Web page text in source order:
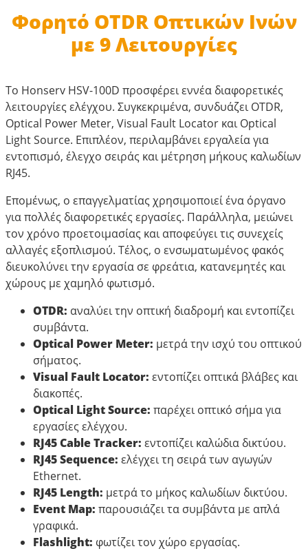
Φορητό OTDR Οπτικών Ινών
με 9 Λειτουργίες
Το Honserv HSV-100D προσφέρει εννέα διαφορετικές
λειτουργίες ελέγχου. Συγκεκριμένα, συνδυάζει OTDR,
Optical Power Meter, Visual Fault Locator και Optical
Light Source. Επιπλέον, περιλαμβάνει εργαλεία για
εντοπισμό, έλεγχο σειράς και μέτρηση μήκους καλωδίων
RJ45.
Επομένως, ο επαγγελματίας χρησιμοποιεί ένα όργανο
για πολλές διαφορετικές εργασίες. Παράλληλα, μειώνει
τον χρόνο προετοιμασίας και αποφεύγει τις συνεχείς
αλλαγές εξοπλισμού. Τέλος, ο ενσωματωμένος φακός
διευκολύνει την εργασία σε φρεάτια, κατανεμητές και
χώρους με χαμηλό φωτισμό.
OTDR: αναλύει την οπτική διαδρομή και εντοπίζει
συμβάντα.
Optical Power Meter: μετρά την ισχύ του οπτικού
σήματος.
Visual Fault Locator: εντοπίζει οπτικά βλάβες και
διακοπές.
Optical Light Source: παρέχει οπτικό σήμα για
εργασίες ελέγχου.
RJ45 Cable Tracker: εντοπίζει καλώδια δικτύου.
RJ45 Sequence: ελέγχει τη σειρά των αγωγών
Ethernet.
RJ45 Length: μετρά το μήκος καλωδίων δικτύου.
Event Map: παρουσιάζει τα συμβάντα με απλά
γραφικά.
Flashlight: φωτίζει τον χώρο εργασίας.